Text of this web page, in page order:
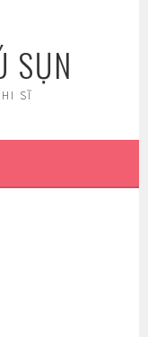
SỤN
SĨ